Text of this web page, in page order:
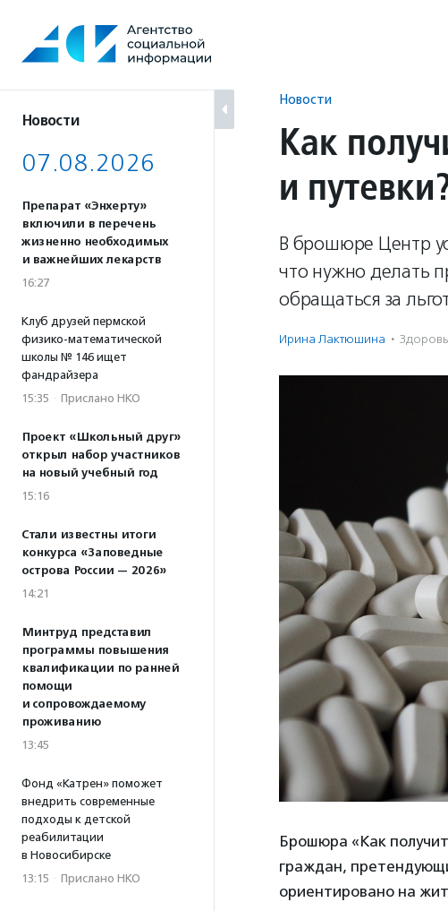
содержанию
Новости
07.08.2026
Препарат «Энхерту»
включили в перечень
жизненно необходимых
и важнейших лекарств
16:27
Клуб друзей пермской
физико-математической
школы № 146 ищет
фандрайзера
15:35 · Прислано НКО
Проект «Школьный друг»
открыл набор участников
на новый учебный год
15:16
Стали известны итоги
конкурса «Заповедные
острова России — 2026»
14:21
Минтруд представил
программы повышения
квалификации по ранней
помощи
и сопровождаемому
проживанию
13:45
Фонд «Катрен» поможет
внедрить современные
подходы к детской
реабилитации
в Новосибирске
13:15 · Прислано НКО
Новости
Как
и
В брошюре Центр
что нужно делать
обращаться за
Ирина Лактюшина ·
Брошюра «Как
граждан,
ориентировано на